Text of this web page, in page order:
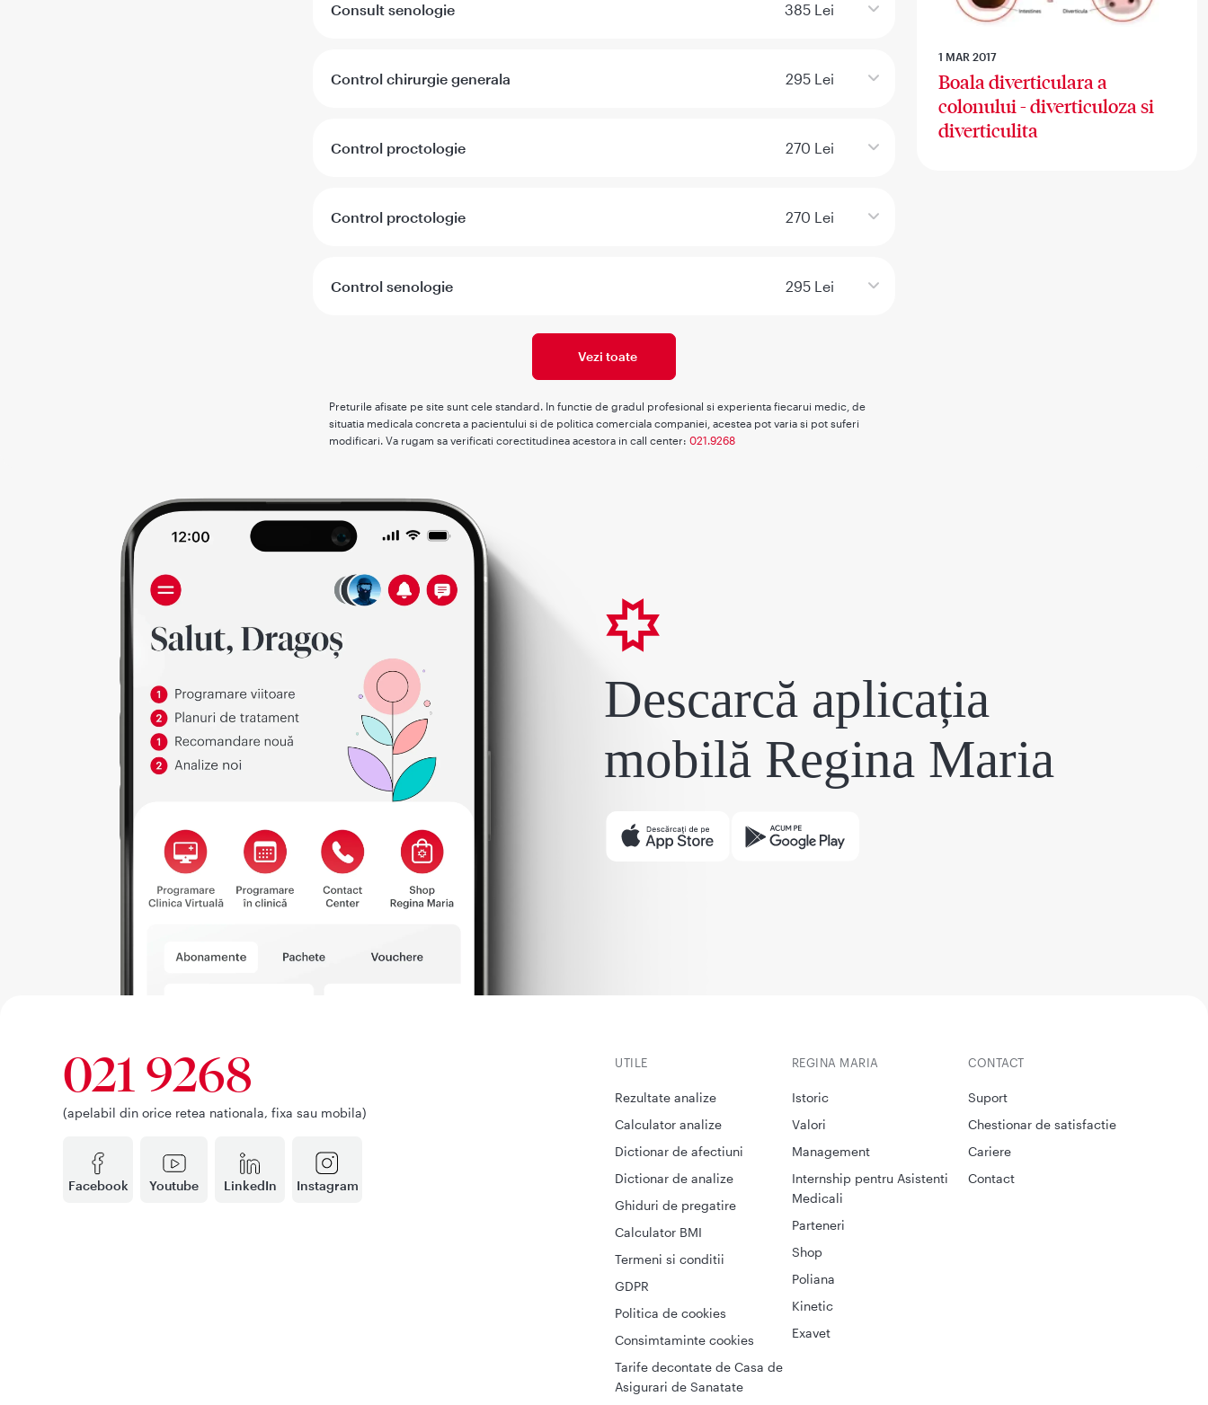
Consult senologie 385 Lei
Control chirurgie generala 295 Lei
Control proctologie 270 Lei
Control proctologie 270 Lei
Control senologie 295 Lei
Vezi toate
Preturile afisate pe site sunt cele standard. In functie de gradul profesional si experienta fiecarui medic, de
situatia medicala concreta a pacientului si de politica comerciala companiei, acestea pot varia si pot suferi
modificari. Va rugam sa verificati corectitudinea acestora in call center: 021.9268
1 MAR 2017
Boala diverticulara a
colonului - diverticuloza si
diverticulita
Descarcă aplicația
mobilă Regina Maria
Facebook Youtube LinkedIn Instagram
021 9268
(apelabil din orice retea nationala, fixa sau mobila)
UTILE
Rezultate analize
Calculator analize
Dictionar de afectiuni
Dictionar de analize
Ghiduri de pregatire
Calculator BMI
Termeni si conditii
GDPR
Politica de cookies
Consimtaminte cookies
Tarife decontate de Casa de
Asigurari de Sanatate
CONTACT
Suport
Chestionar de satisfactie
Cariere
Contact
REGINA MARIA
Istoric
Valori
Management
Internship pentru Asistenti
Medicali
Parteneri
Shop
Poliana
Kinetic
Exavet